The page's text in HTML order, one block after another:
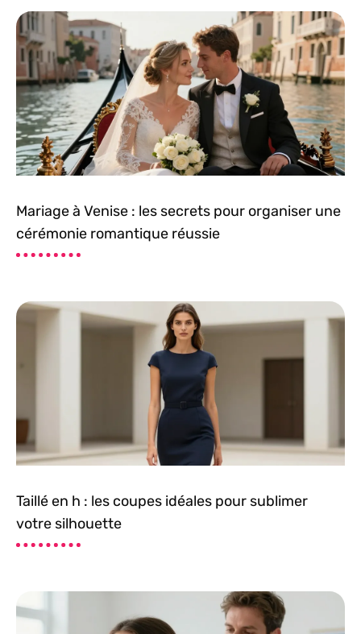
Mariage à Venise : les secrets pour organiser une
cérémonie romantique réussie
Taillé en h : les coupes idéales pour sublimer
votre silhouette